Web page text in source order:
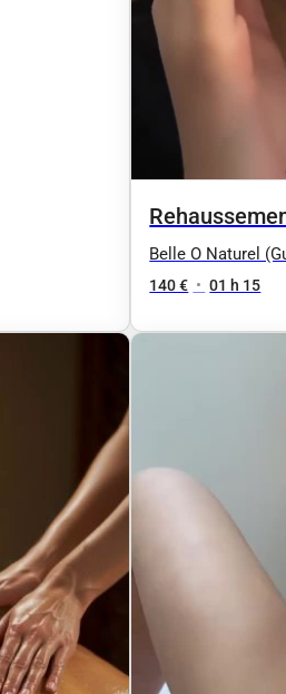
cils en duo
Belle O Naturel
140 € • 01 h 15